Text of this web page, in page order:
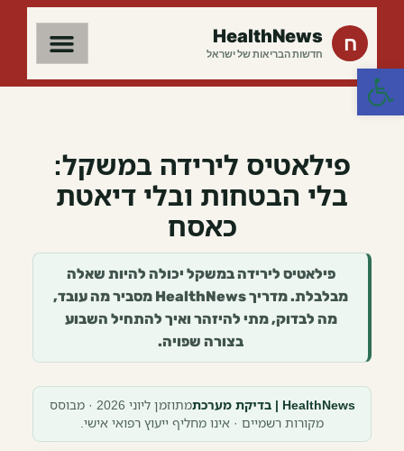
פתח סרגל נגישות
ח HealthNews
חדשות הבריאות של ישראל
פילאטיס לירידה במשקל יכולה להיות שאלה
מבלבלת. מדריך HealthNews מסביר מה עובד,
מה לבדוק, מתי להיזהר ואיך להתחיל השבוע
בצורה שפויה.
פילאטיס לירידה במשקל:
בלי הבטחות ובלי דיאטת
כאסח
HealthNews | בדיקת מערכת
מתוזמן ליוני 2026 · מבוסס
מקורות רשמיים · אינו מחליף ייעוץ רפואי אישי.